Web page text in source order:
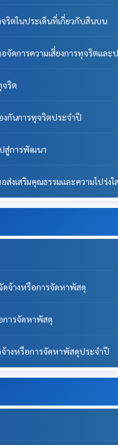
จริตในประเด็นที่เกี่ยวกับสินบน
อจัดการความเสี่ยงการทุจริตแ
ริต
งกันการทุจริตประจำปี
ปสู่การพัฒนา
ส่งเสริมคุณธรรมและความโปร่ง
ดจ้างหรือการจัดหาพัสดุ
การจัดหาพัสดุ
างหรือการจัดหาพัสดุประจำปี